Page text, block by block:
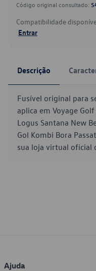
Código original consultado:
Compatibilidade
Entrar
Descrição
Fusível original para
aplica em Voyage
Logus Santana New
Gol Kombi Bora
sua loja virtual oficial
Ajuda